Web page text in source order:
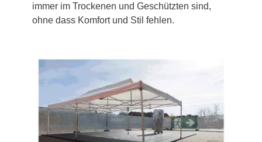
immer im Trockenen und Geschützten sind,
ohne dass Komfort und Stil fehlen.